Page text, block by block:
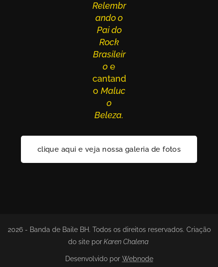
Relembr
ando o
Pai do
Rock
Brasileir
o e
cantand
o Maluc
o
Beleza.
clique aqui e veja nossa galeria de fotos
2026 - Banda de Baile BH. Todos os direitos reservados. Criação
do site porKaren Chalena
Desenvolvido por Webnode